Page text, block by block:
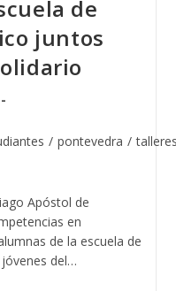
de
juntos
/ pontevedra /
Apóstol de
en
de la escuela de
del…